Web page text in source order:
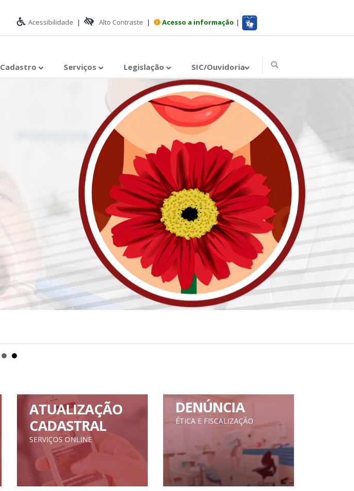
Acessibilidade | Alto Contraste | Acesso a informação |
Cadastro Serviços Legislação SIC/Ouvidoria
ATUALIZAÇÃO
CADASTRAL
SERVIÇOS ONLINE
DENÚNCIA
ÉTICA E FISCALIZAÇÃO